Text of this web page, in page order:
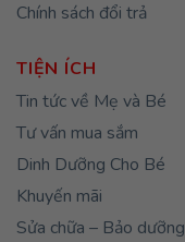
Chính sách đổi trả
TIỆN ÍCH
Tin tức về Mẹ và Bé
Tư vấn mua sắm
Dinh Dưỡng Cho Bé
Khuyến mãi
Sửa chữa – Bảo dưỡng